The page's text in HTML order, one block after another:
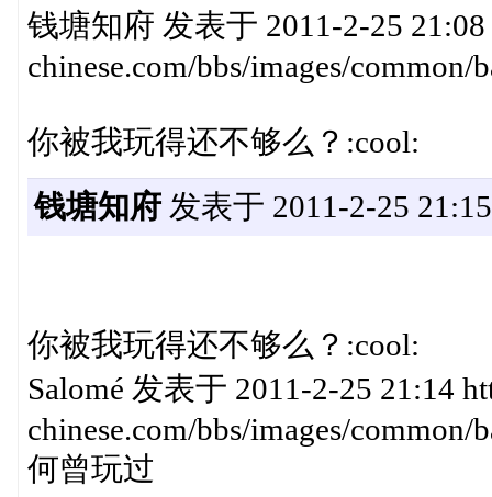
钱塘知府 发表于 2011-2-25
chinese.com/bbs/images/common/
你被我玩得还不够么？:cool:
钱塘知府发表于 2011-2-25
你被我玩得还不够么？:cool:
Salomé 发表于 2011-2-25 21:14
chinese.com/bbs/images/common/
何曾玩过